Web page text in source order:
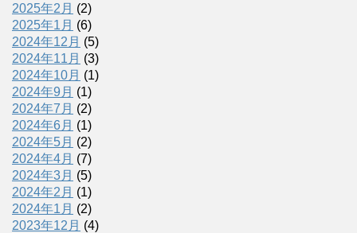
2025年2月 (2)
2025年1月 (6)
2024年12月 (5)
2024年11月 (3)
2024年10月 (1)
2024年9月 (1)
2024年7月 (2)
2024年6月 (1)
2024年5月 (2)
2024年4月 (7)
2024年3月 (5)
2024年2月 (1)
2024年1月 (2)
2023年12月 (4)